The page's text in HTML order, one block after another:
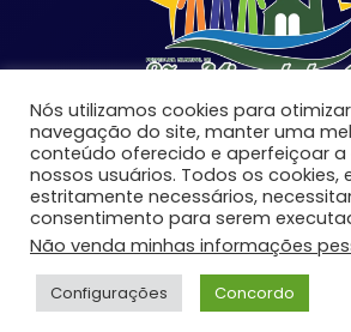
©Copyright 2026 | Prefeitura
do Anta-MG | Todos os direitos
Desenvolvido por:
Nós utilizamos cookies para
navegação do site, manter uma
conteúdo oferecido e aperfeiçoar a
nossos usuários. Todos os cookies,
estritamente necessários,
consentimento para serem
Não venda minhas informações
Configurações Concordo